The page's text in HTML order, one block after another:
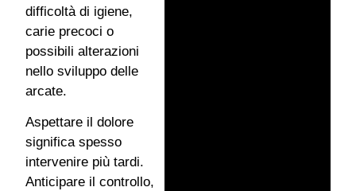
difficoltà di igiene,
carie precoci o
possibili alterazioni
nello sviluppo delle
arcate.
Aspettare il dolore
significa spesso
intervenire più tardi.
Anticipare il controllo,